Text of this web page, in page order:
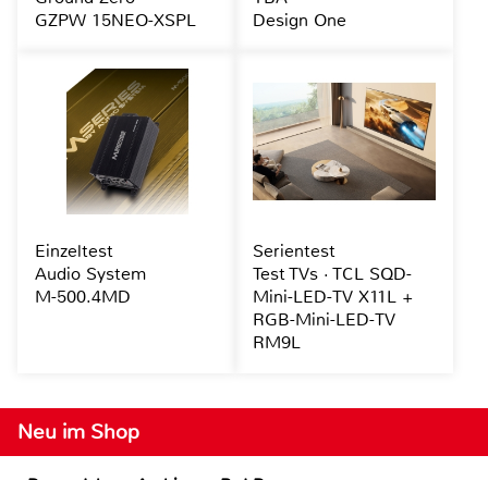
Neu im Shop
GZPW 15NEO-XSPL
Design One
Einzeltest
Audio System
M-500.4MD
Serientest
Test TVs · TCL SQD-
Mini-LED-TV X11L +
RGB-Mini-LED-TV
RM9L